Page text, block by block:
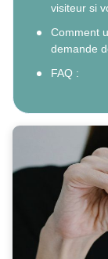
visiteur si
Comment
demande
FAQ :